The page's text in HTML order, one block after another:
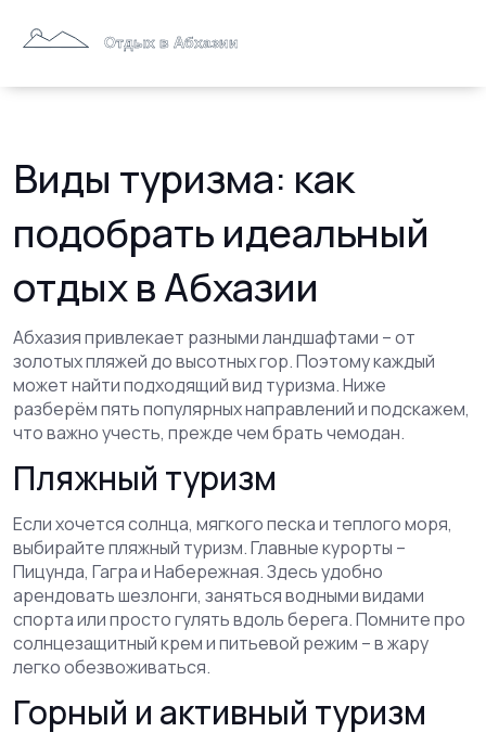
Виды туризма: как
подобрать идеальный
отдых в Абхазии
Абхазия привлекает разными ландшафтами – от
золотых пляжей до высотных гор. Поэтому каждый
может найти подходящий вид туризма. Ниже
разберём пять популярных направлений и подскажем,
что важно учесть, прежде чем брать чемодан.
Пляжный туризм
Если хочется солнца, мягкого песка и теплого моря,
выбирайте пляжный туризм. Главные курорты –
Пицунда, Гагра и Набережная. Здесь удобно
арендовать шезлонги, заняться водными видами
спорта или просто гулять вдоль берега. Помните про
солнцезащитный крем и питьевой режим – в жару
легко обезвоживаться.
Горный и активный туризм